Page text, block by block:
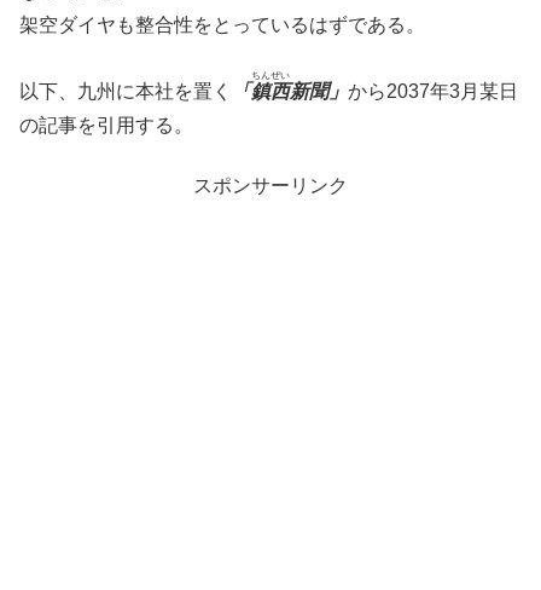
架空ダイヤも整合性をとっているはずである。
以下、九州に本社を置く 「鎮西
ちんぜい
新聞」 から2037年3月某日
の記事を引用する。
スポンサーリンク